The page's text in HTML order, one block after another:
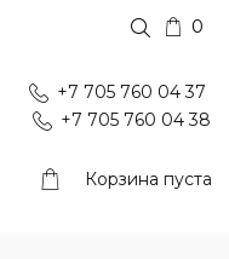
0
+7 705 760 04 37
+7 705 760 04 38
Корзина пуста